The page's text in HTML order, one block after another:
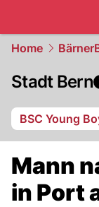
Home
Stadt Bern
BSC Young
Mann
in Port